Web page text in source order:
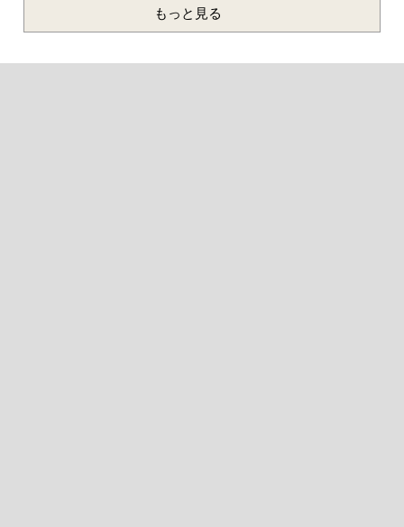
もっと見る